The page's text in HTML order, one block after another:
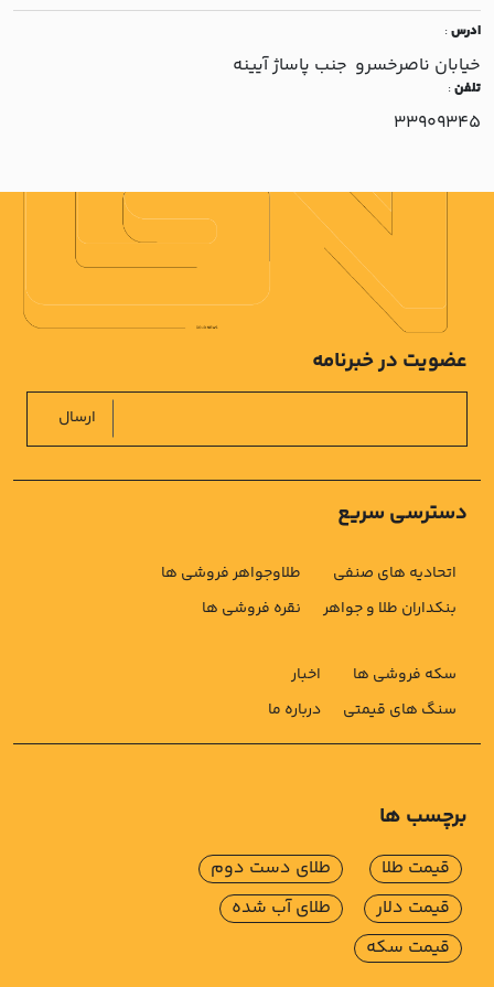
ادرس:
خيابان ناصرخسرو جنب پاساژ آيينه
تلفن:
33909345
دسترسی سریع
اتحادیه های صنفی
بنکداران طلا و جواهر
طلاوجواهر فروشی ها
نقره فروشی ها
سکه فروشی ها
سنگ های قیمتی
اخبار
درباره ما
عضویت در خبرنامه
ارسال
برچسب ها
قیمت طلا
قیمت دلار
قیمت سکه
طلای دست دوم
طلای آب شده